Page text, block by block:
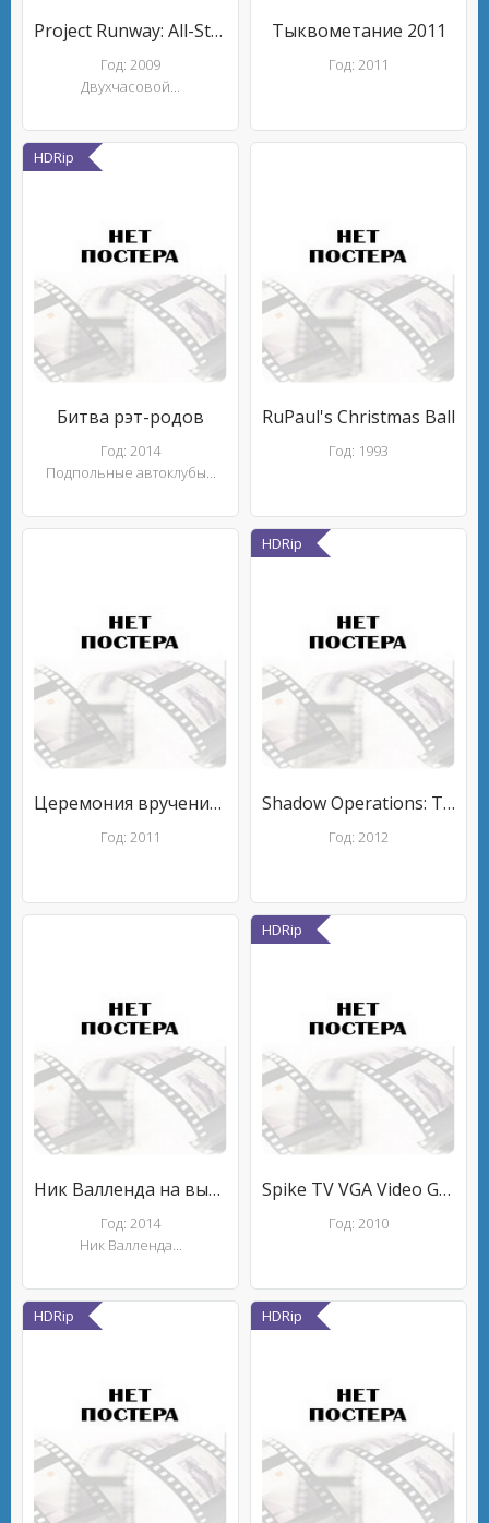
Project Runway: All-Star Challenge
Год: 2009
Двухчасовой...
Тыквометание 2011
Год: 2011
HDRip
Битва рэт-родов
Год: 2014
Подпольные автоклубы...
RuPaul's Christmas Ball
Год: 1993
Церемония вручения премии Scream Awards 2011
Год: 2011
HDRip
Shadow Operations: The Mars Project
Год: 2012
Ник Валленда на высоте небоскребов
Год: 2014
Ник Валленда...
HDRip
Spike TV VGA Video Game Awards
Год: 2010
HDRip HDRip